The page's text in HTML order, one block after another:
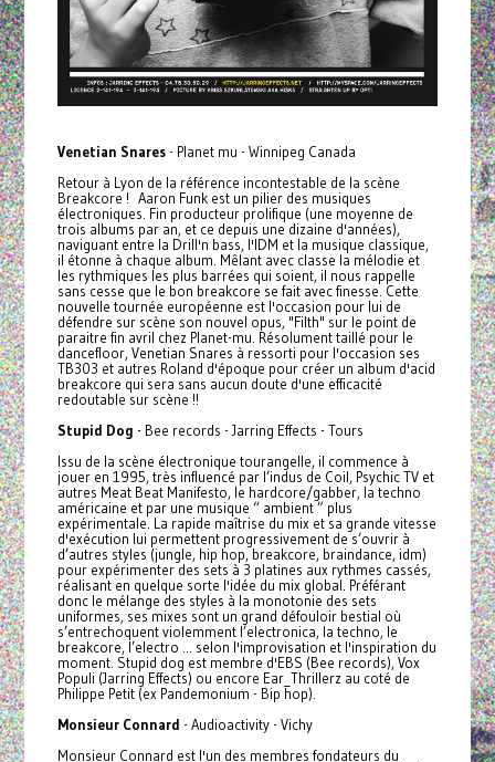
Venetian Snares- Planet mu - Winnipeg Canada
Retour à Lyon de la référence incontestable de la scène
Breakcore ! Aaron Funk est un pilier des musiques
électroniques. Fin producteur prolifique (une moyenne de
trois albums par an, et ce depuis une dizaine d'années),
naviguant entre la Drill'n bass, l'IDM et la musique classique,
il étonne à chaque album. Mêlant avec classe la mélodie et
les rythmiques les plus barrées qui soient, il nous rappelle
sans cesse que le bon breakcore se fait avec finesse. Cette
nouvelle tournée européenne est l'occasion pour lui de
défendre sur scène son nouvel opus, "Filth" sur le point de
paraitre fin avril chez Planet-mu. Résolument taillé pour le
dancefloor, Venetian Snares à ressorti pour l'occasion ses
TB303 et autres Roland d'époque pour créer un album d'acid
breakcore qui sera sans aucun doute d'une efficacité
redoutable sur scène !!
Stupid Dog - Bee records - Jarring Effects - Tours
Issu de la scène électronique tourangelle, il commence à
jouer en 1995, très influencé par l’indus de Coil, Psychic TV et
autres Meat Beat Manifesto, le hardcore/gabber, la techno
américaine et par une musique “ ambient ” plus
expérimentale. La rapide maîtrise du mix et sa grande vitesse
d'exécution lui permettent progressivement de s’ouvrir à
d’autres styles (jungle, hip hop, breakcore, braindance, idm)
pour expérimenter des sets à 3 platines aux rythmes cassés,
réalisant en quelque sorte l'idée du mix global. Préférant
donc le mélange des styles à la monotonie des sets
uniformes, ses mixes sont un grand défouloir bestial où
s’entrechoquent violemment l’electronica, la techno, le
breakcore, l’electro ... selon l'improvisation et l'inspiration du
moment. Stupid dog est membre d'EBS (Bee records), Vox
Populi (Jarring Effects) ou encore Ear_Thrillerz au coté de
Philippe Petit (ex Pandemonium - Bip hop).
Monsieur Connard - Audioactivity - Vichy
Monsieur Connard est l'un des membres fondateurs du